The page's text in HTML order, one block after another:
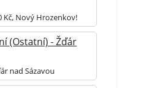
Kč, Nový Hrozenkov!
(Ostatní) - Žďár
nad Sázavou